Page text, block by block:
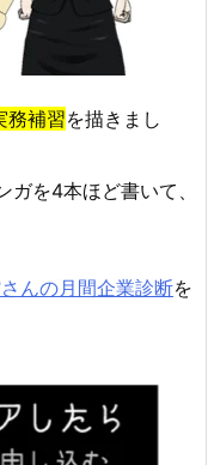
務補習を描きまし
ガを4本ほど書いて、
んの月間企業診断を